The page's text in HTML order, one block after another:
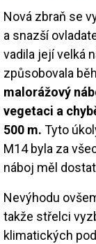
Nová zbraň se
a snazší
vadila její velká
způsobovala
malorážový
vegetaci a
500 m. Tyto
M14 byla za
náboj měl
Nevýhodu
takže střelci
klimatických